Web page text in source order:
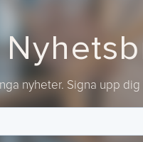
nyheter. Signa upp